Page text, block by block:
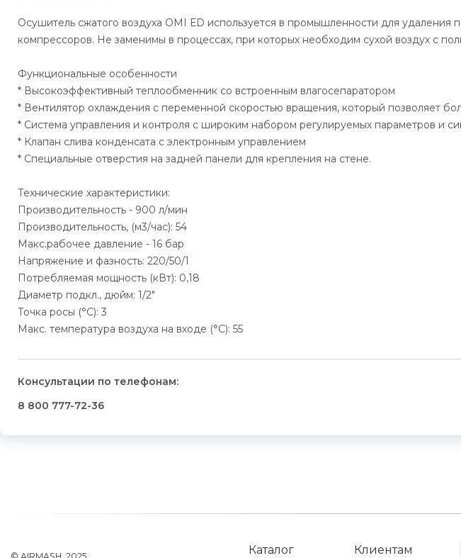
Осушитель сжатого воздуха OMI ЕD используется в промышленности для
компрессоров. Не заменимы в процессах, при которых необходим сухой воздух с
Функциональные особенности
* Высокоэффективный теплообменник со встроенным влагосепаратором
* Вентилятор охлаждения с переменной скоростью вращения, который позволяет
* Система управления и контроля с широким набором регулируемых параметров и
* Клапан слива конденсата с электронным управлением
* Специальные отверстия на задней панели для крепления на стене.
Технические характеристики:
Производительность - 900 л/мин
Производительность, (м3/час): 54
Макс.рабочее давление - 16 бар
Напряжение и фазность: 220/50/1
Потребляемая мощность (кВт): 0,18
Диаметр подкл., дюйм: 1/2"
Точка росы (°C): 3
Макс. температура воздуха на входе (°C): 55
Консультации по телефонам:
8 800 777-72-36
Каталог Клиентам